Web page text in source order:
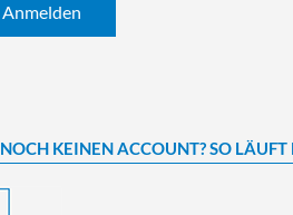
Anmelden
NOCH KEINEN ACCOUNT? SO